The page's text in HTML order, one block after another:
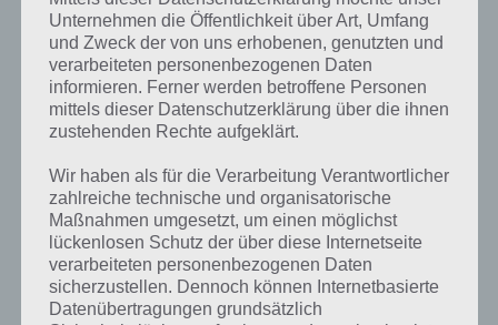
Weitere Aufgaben und Rätsel im gleichen
Level
Ebenfalls im gleichen Level wie “Das hält man ganz vorsichtig”
befinden sich “Das kommt im Fernsehen einmal pro Jahr” und “Bild:
Hammer auf Hand“. Klicke einfach auf den Sachverhalt, um zur 94%
Lösung nicht mehr korrekt?
Sollten die oben genannten Lösungen nicht mehr korrekt sein, so
melde dich einfach in den Kommentaren. Wir werden den Artikel
dann entsprechend anpassen.
Unternehmen die Öffentlichkeit über Art, Umfang
und Zweck der von uns erhobenen, genutzten und
verarbeiteten personenbezogenen Daten
informieren. Ferner werden betroffene Personen
mittels dieser Datenschutzerklärung über die ihnen
zustehenden Rechte aufgeklärt.
Wir haben als für die Verarbeitung Verantwortlicher
zahlreiche technische und organisatorische
Maßnahmen umgesetzt, um einen möglichst
lückenlosen Schutz der über diese Internetseite
verarbeiteten personenbezogenen Daten
sicherzustellen. Dennoch können Internetbasierte
Datenübertragungen grundsätzlich